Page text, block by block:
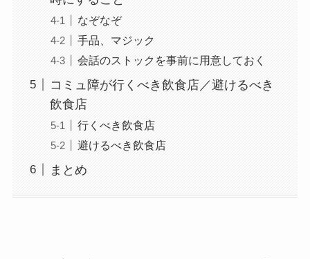
なぞなぞ
手品、マジック
会話のストックを事前に用意しておく
コミュ障が行くべき飲食店／避けるべき
飲食店
行くべき飲食店
避けるべき飲食店
まとめ